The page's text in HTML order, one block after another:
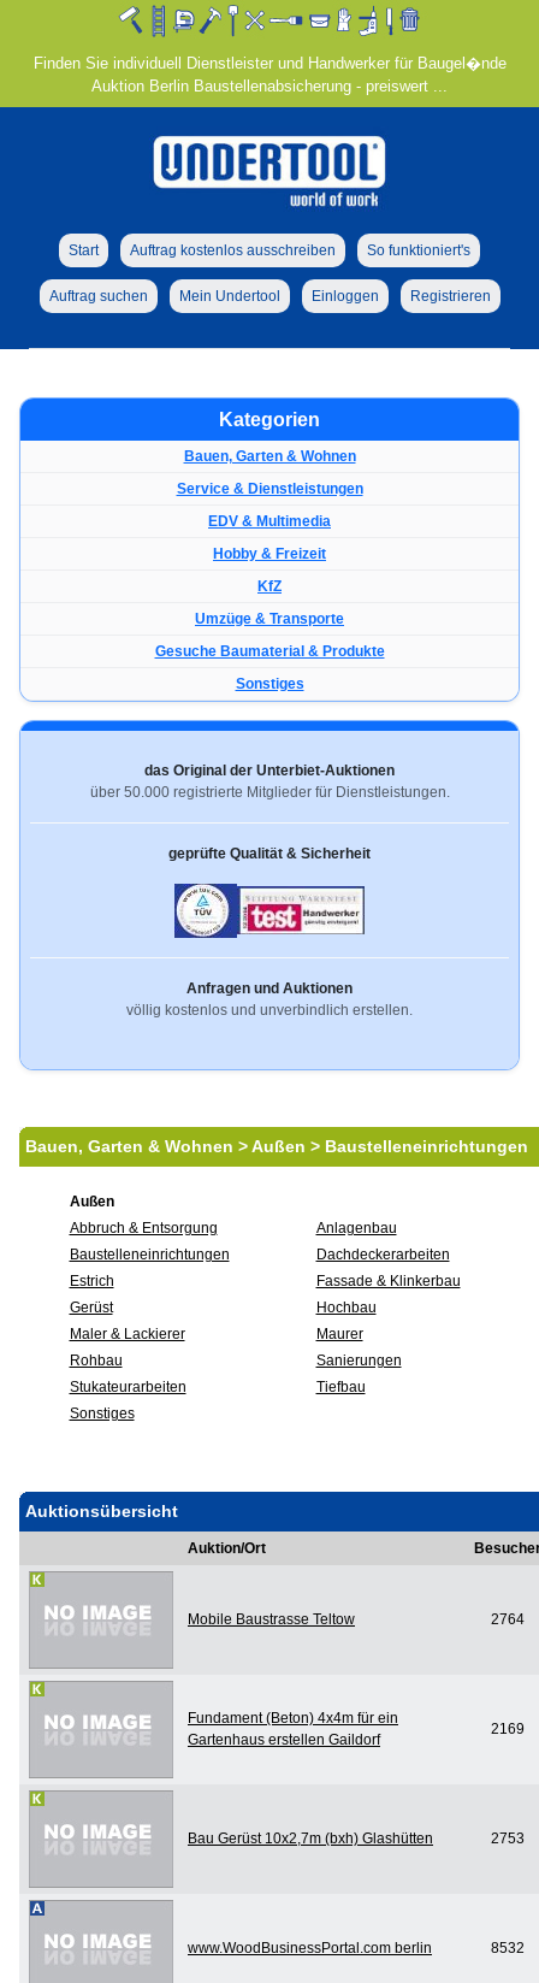
Finden Sie individuell Dienstleister und Handwerker für Baugel�nde
Auktion Berlin Baustellenabsicherung - preiswert ...
Start Auftrag kostenlos ausschreiben So funktioniert's
Auftrag suchen Mein Undertool Einloggen Registrieren
Kategorien
Bauen, Garten & Wohnen
Service & Dienstleistungen
EDV & Multimedia
Hobby & Freizeit
KfZ
Umzüge & Transporte
Gesuche Baumaterial & Produkte
Sonstiges
das Original der Unterbiet-Auktionen
über 50.000 registrierte Mitglieder für Dienstleistungen.
geprüfte Qualität & Sicherheit
Anfragen und Auktionen
völlig kostenlos und unverbindlich erstellen.
Bauen, Garten & Wohnen > Außen > Baustelleneinrichtungen
Außen
Abbruch & Entsorgung
Anlagenbau
Baustelleneinrichtungen
Dachdeckerarbeiten
Estrich
Fassade & Klinkerbau
Gerüst
Hochbau
Maler & Lackierer
Maurer
Rohbau
Sanierungen
Stukateurarbeiten
Tiefbau
Sonstiges
Auktionsübersicht
Auktion/Ort
Mobile Baustrasse Teltow 2764
Fundament (Beton) 4x4m für ein
Gartenhaus erstellen Gaildorf
2169
Bau Gerüst 10x2,7m (bxh) Glashütten 2753
www.WoodBusinessPortal.com berlin 8532